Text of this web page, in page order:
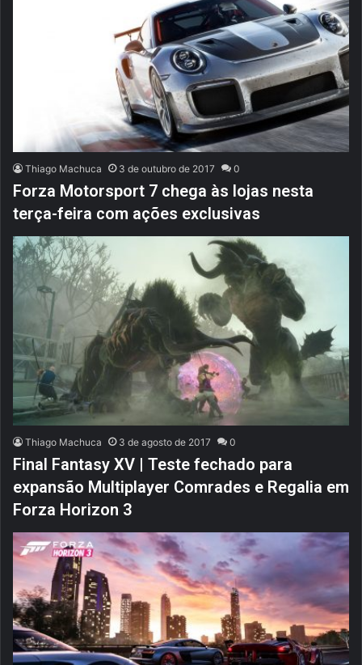
Thiago Machuca 3 de outubro de 2017 0
Forza Motorsport 7 chega às lojas nesta
terça-feira com ações exclusivas
Thiago Machuca 3 de agosto de 2017 0
Final Fantasy XV | Teste fechado para
expansão Multiplayer Comrades e Regalia em
Forza Horizon 3